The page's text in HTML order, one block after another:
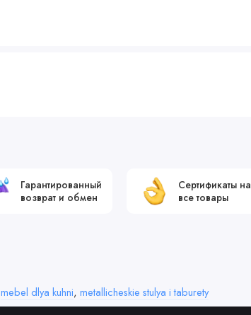
Гарантированный
возврат и обмен
Сертификаты на
все товары
mebel dlya kuhni, metallicheskie stulya i taburety